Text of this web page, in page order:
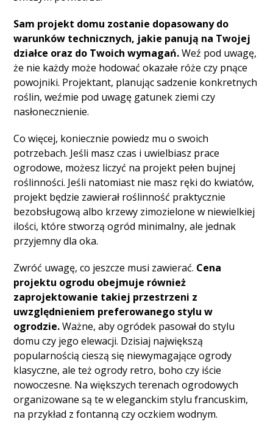
Sam projekt domu zostanie dopasowany do
warunków technicznych, jakie panują na Twojej
działce oraz do Twoich wymagań.Weź pod uwagę,
że nie każdy może hodować okazałe róże czy pnące
powojniki. Projektant, planując sadzenie konkretnych
roślin, weźmie pod uwagę gatunek ziemi czy
nasłonecznienie.
Co więcej, koniecznie powiedz mu o swoich
potrzebach. Jeśli masz czas i uwielbiasz prace
ogrodowe, możesz liczyć na projekt pełen bujnej
roślinności. Jeśli natomiast nie masz ręki do kwiatów,
projekt będzie zawierał roślinność praktycznie
bezobsługową albo krzewy zimozielone w niewielkiej
ilości, które stworzą ogród minimalny, ale jednak
przyjemny dla oka.
Zwróć uwagę, co jeszcze musi zawierać. Cena
projektu ogrodu obejmuje również
zaprojektowanie takiej przestrzeni z
uwzględnieniem preferowanego stylu w
ogrodzie.Ważne, aby ogródek pasował do stylu
domu czy jego elewacji. Dzisiaj największą
popularnością cieszą się niewymagające ogrody
klasyczne, ale też ogrody retro, boho czy iście
nowoczesne. Na większych terenach ogrodowych
organizowane są te w eleganckim stylu francuskim,
na przykład z fontanną czy oczkiem wodnym.